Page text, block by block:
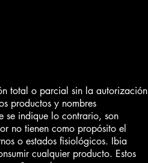
polvo organico
en polvo org
blanca resellable
por R(UV) lo que permite su
por 3 años
total o parcial sin la autorización
productos y nombres
se indique lo contrario, son
no tienen como propósito el
o estados fisiológicos. Ibia
cualquier producto. Estos